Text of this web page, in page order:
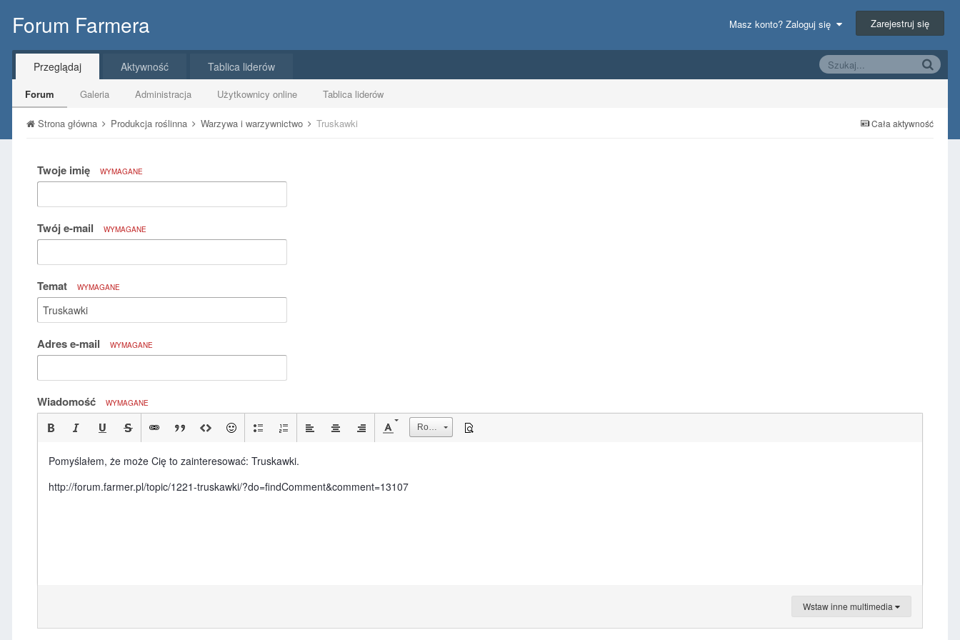
Forum Farmera Masz konto? Zaloguj się Zarejestruj się
Przeglądaj
Forum Galeria Administracja Użytkownicy online Tablica liderów
Aktywność Tablica liderów
Cała aktywność
Strona główna Produkcja roślinna Warzywa i warzywnictwo Truskawki
Twoje imię WYMAGANE
Twój e-mail WYMAGANE
Temat WYMAGANE
Adres e-mail WYMAGANE
Wiadomość WYMAGANE
Rozmiar
Pomyślałem, że może Cię to zainteresować: Truskawki.
http://forum.farmer.pl/topic/1221-truskawki/?do=findComment&comment=13107
Wstaw inne multimedia